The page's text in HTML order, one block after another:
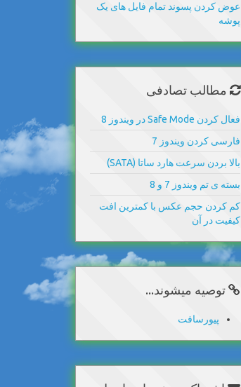
عوض کردن پسوند تمام فایل های یک
پوشه
مطالب تصادفی
فعال کردن Safe Mode در ویندوز 8
فارسی کردن ویندوز 7
بالا بردن سرعت هارد ساتا (SATA)
بسته ی تم ویندوز 7 و 8
کم کردن حجم عکس با کمترین افت
کیفیت در آن
توصیه میشوند...
پیورسافت